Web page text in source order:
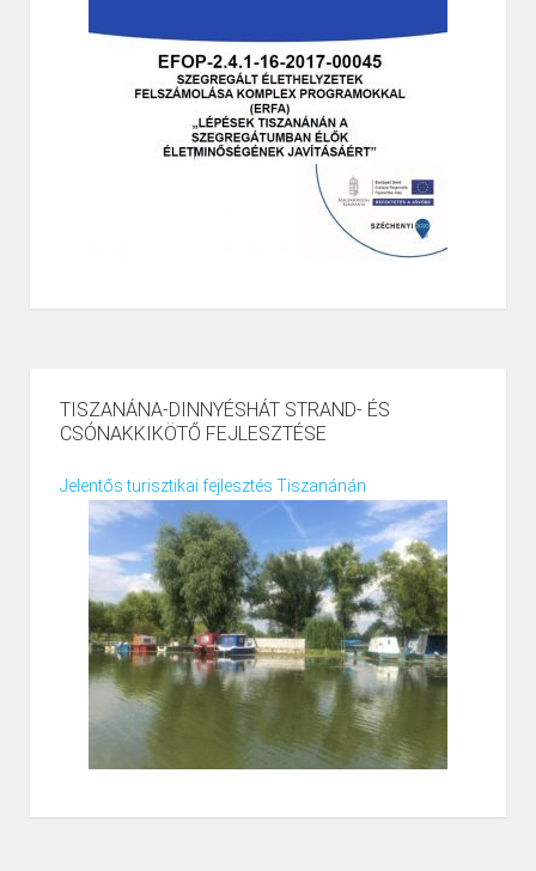
TISZANÁNA-DINNYÉSHÁT STRAND- ÉS
CSÓNAKKIKÖTŐ FEJLESZTÉSE
Jelentős turisztikai fejlesztés Tiszanánán